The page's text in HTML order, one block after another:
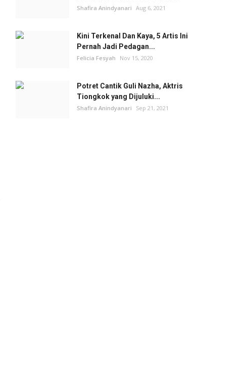
Shafira Anindyanari Aug 6, 2021
Kini Terkenal Dan Kaya, 5 Artis Ini
Pernah Jadi Pedagan...
Felicia Fesyah Nov 15, 2020
Potret Cantik Guli Nazha, Aktris
Tiongkok yang Dijuluki...
Shafira Anindyanari Sep 21, 2021